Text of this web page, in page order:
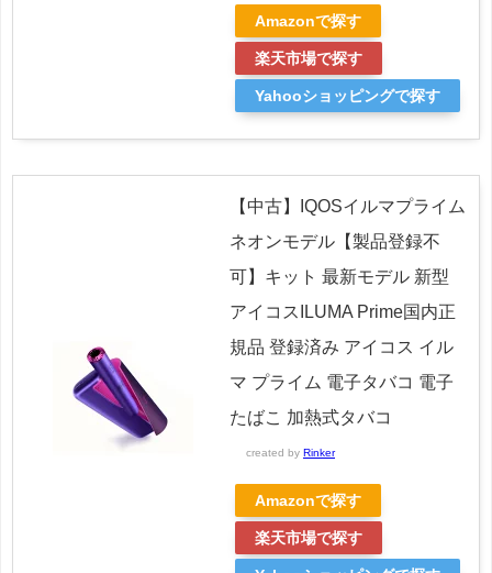
Amazonで探す
楽天市場で探す
Yahooショッピングで探す
【中古】IQOSイルマプライム
ネオンモデル【製品登録不
可】キット 最新モデル 新型
アイコスILUMA Prime国内正
規品 登録済み アイコス イル
マ プライム 電子タバコ 電子
たばこ 加熱式タバコ
created by Rinker
Amazonで探す
楽天市場で探す